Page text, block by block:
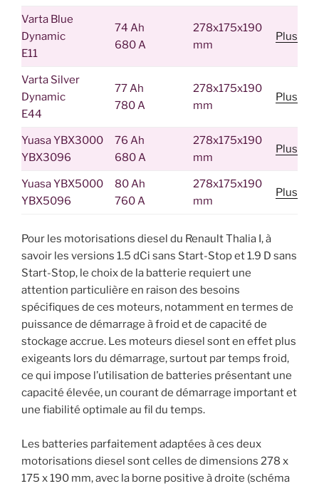
Varta Blue
Dynamic
E11
74 Ah
680 A
278x175x190
mm
Plus
Varta Silver
Dynamic
E44
77 Ah
780 A
278x175x190
mm
Plus
Yuasa YBX3000
YBX3096
76 Ah
680 A
278x175x190
mm
Plus
Yuasa YBX5000
YBX5096
80 Ah
760 A
278x175x190
mm
Plus
Pour les motorisations diesel du Renault Thalia I, à
savoir les versions 1.5 dCi sans Start-Stop et 1.9 D sans
Start-Stop, le choix de la batterie requiert une
attention particulière en raison des besoins
spécifiques de ces moteurs, notamment en termes de
puissance de démarrage à froid et de capacité de
stockage accrue. Les moteurs diesel sont en effet plus
exigeants lors du démarrage, surtout par temps froid,
ce qui impose l’utilisation de batteries présentant une
capacité élevée, un courant de démarrage important et
une fiabilité optimale au fil du temps.
Les batteries parfaitement adaptées à ces deux
motorisations diesel sont celles de dimensions 278 x
175 x 190 mm, avec la borne positive à droite (schéma